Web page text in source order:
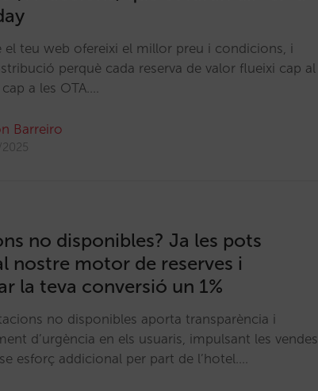
el teu web ofereixi el millor preu i condicions, i
perquè cada reserva de valor flueixi cap al
a les OTA.…
Barreiro
no disponibles? Ja les pots
nostre motor de reserves i
la teva conversió un 1%
no disponibles aporta transparència i
d’urgència en els usuaris, impulsant les vendes
esforç addicional per part de l’hotel.…